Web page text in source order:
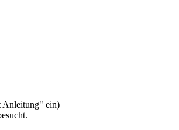
Anleitung" ein)